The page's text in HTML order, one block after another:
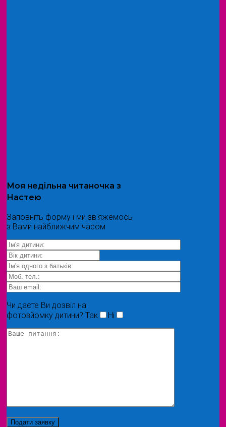
Моя недільна читаночка з
Настею
Заповніть форму і ми зв'яжемось
з Вами найближчим часом
Чи даєте Ви дозвіл на
фотозйомку дитини? Так Ні